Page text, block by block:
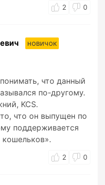
2 0
новичок
что данный
по-другому.
KCS.
что он выпущен по
поддерживается
2 0